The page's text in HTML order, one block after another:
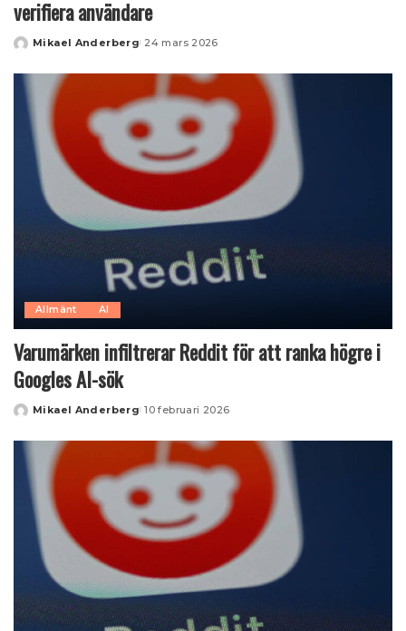
verifiera användare
Posted
Mikael Anderberg 24 mars 2026
Allmänt AI
Varumärken infiltrerar Reddit för att ranka högre i
Googles AI-sök
Posted
Mikael Anderberg 10 februari 2026